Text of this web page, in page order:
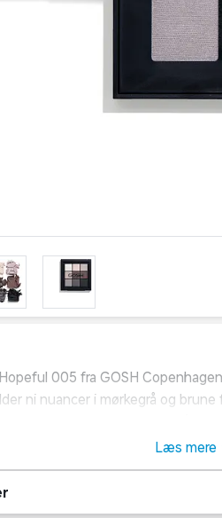
005 fra GOSH
ni nuancer i mørkegrå og
der er noget til enhver lejlighed.
Læs mere